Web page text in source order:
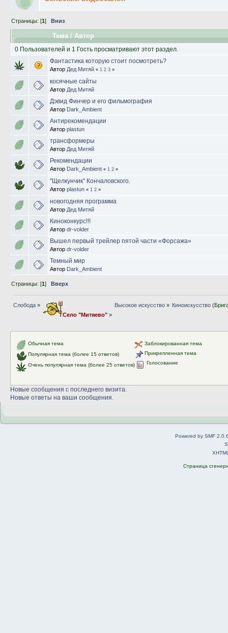
Страницы: [1]Вниз
Тема / Автор
0 Пользователей и 1 Гость просматривают этот раздел.
Фантастика которую стоит посмотреть?
Автор Дед Митяй « 1 2 3 »
косячные сайты
Автор Дед Митяй
Дэвид Финчер и его фильмография
Автор Dark_Ambient
Антирекомендации
Автор plastun
трансформеры
Автор Дед Митяй
Рекомендации
Автор Dark_Ambient « 1 2 »
"Щелкунчик" Кончаловского.
Автор plastun « 1 2 »
новогодняя программа
Автор Дед Митяй
Киноконкурс!!!
Автор dr-volder
Вышел первый трейлер пятой части «Форсажа»
Автор dr-volder
Темный мир
Автор Dark_Ambient
Страницы: [1]Вверх
Слобода »
Село "Митяево"»
Высокое искусство» Киноискусство
Обычная тема
Популярная тема (более 15 ответов)
Очень популярная тема (более 25 ответов)
Заблокированная тема
Прикрепленная тема
Голосование
Новые сообщения с последнего визита.
Новые ответы на ваши сообщения.
Powered by SMF
Страница